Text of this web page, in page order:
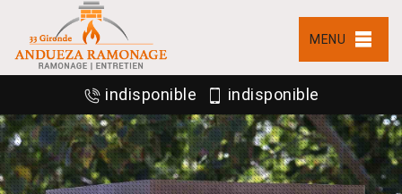
MENU
indisponible indisponible